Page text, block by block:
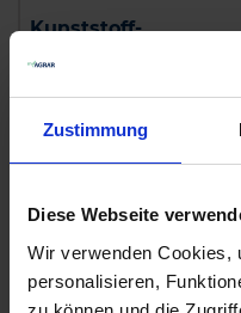
Zustimmung
Diese Webseite
Wir verwenden Cookies,
personalisieren,
Kunststoff-
50,66 € / St
IN DEN
Anmelden für